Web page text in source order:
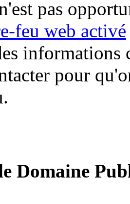
pas
feu web activé
informations
pour
Domaine